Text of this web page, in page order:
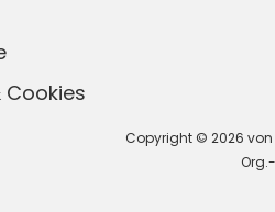
Copyright © 2026